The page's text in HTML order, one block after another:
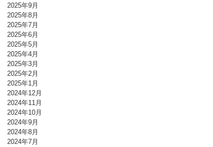
2025年9月
2025年8月
2025年7月
2025年6月
2025年5月
2025年4月
2025年3月
2025年2月
2025年1月
2024年12月
2024年11月
2024年10月
2024年9月
2024年8月
2024年7月